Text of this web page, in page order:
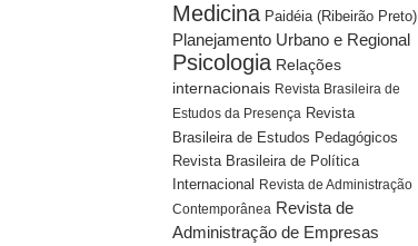
Medicina Paidéia (Ribeirão Preto)
Planejamento Urbano e Regional
Psicologia Relações
internacionais Revista Brasileira de
Estudos da Presença Revista
Brasileira de Estudos Pedagógicos
Revista Brasileira de Política
Internacional Revista de Administração
Contemporânea Revista de
Administração de Empresas